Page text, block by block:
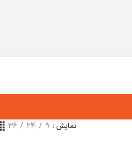
نمایش 9
24
36